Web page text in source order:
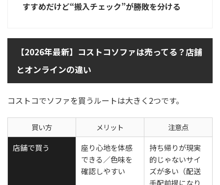
すすめだけど“搬入チェック”が勝敗を分ける
【2026年最新】コストコソファは売ってる？店舗
とオンラインの違い
コストコでソファを買うルートは大きく2つです。
買い方 メリット
注意点
店舗で買う
座り心地を体感
できる／色味を
確認しやすい
持ち帰りが現実
的じゃないサイ
ズが多い（配送
手配前提になり